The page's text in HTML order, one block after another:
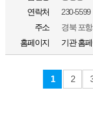
연락처
230-5599
주소
경북 포
홈페이지
기관 홈
1 2